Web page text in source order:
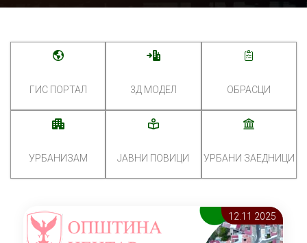
ГИС ПОРТАЛ 3Д МОДЕЛ ОБРАСЦИ
УРБАНИЗАМ ЈАВНИ ПОВИЦИ УРБАНИ ЗАЕДНИЦИ
12.11 2025